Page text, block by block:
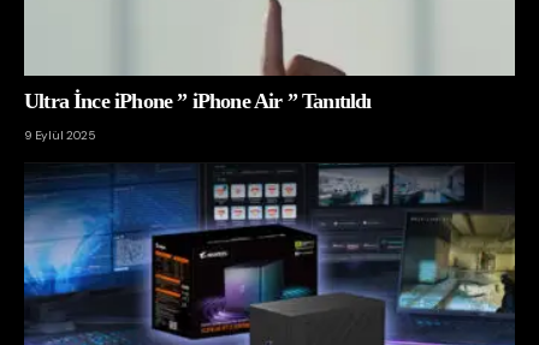
Ultra İnce iPhone ” iPhone Air ” Tanıtıldı
9 Eylül 2025